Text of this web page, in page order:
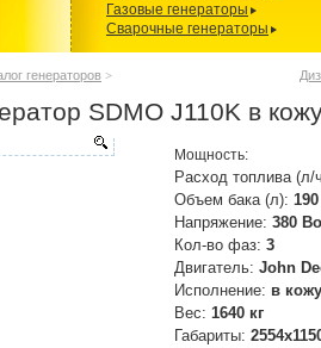
Газовые генераторы
Сварочные генераторы
генераторов >
SDMO J110K в
Мощность:
Расход топлива
Объем бака (л): 190
Напряжение: 380
Кол-во фаз: 3
Двигатель: John
Исполнение: в
Вес: 1640 кг
Габариты: